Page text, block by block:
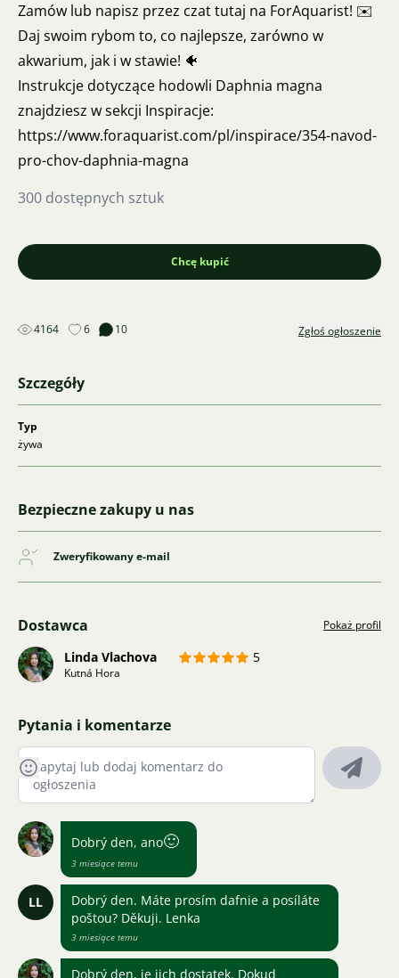
Zamów lub napisz przez czat tutaj na ForAquarist! ✉️
Daj swoim rybom to, co najlepsze, zarówno w
akwarium, jak i w stawie! 🐠
Instrukcje dotyczące hodowli Daphnia magna
znajdziesz w sekcji Inspiracje:
https://www.foraquarist.com/pl/inspirace/354-navod-
pro-chov-daphnia-magna
300 dostępnych sztuk
Chcę kupić
4164 6 10 Zgłoś ogłoszenie
Szczegóły
Typ
żywa
Bezpieczne zakupy u nas
Zweryfikowany e-mail
Dostawca Pokaż profil
Linda Vlachova 5
Kutná Hora
Pytania i komentarze
Dobrý den, ano🙂
3 miesiące temu
LL
Dobrý den. Máte prosím dafnie a posíláte
poštou? Děkuji. Lenka
3 miesiące temu
Dobrý den, je jich dostatek. Dokud